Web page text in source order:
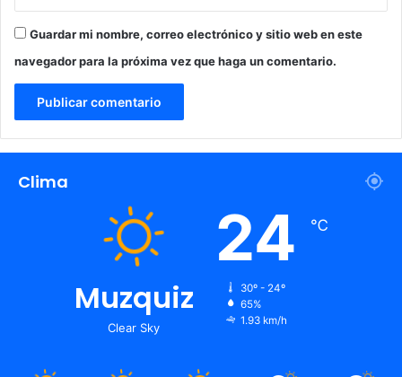
Guardar mi nombre, correo electrónico y sitio web en este
navegador para la próxima vez que haga un comentario.
Clima
Muzquiz
Clear Sky
24 ℃
30º - 24º
65%
1.93 km/h